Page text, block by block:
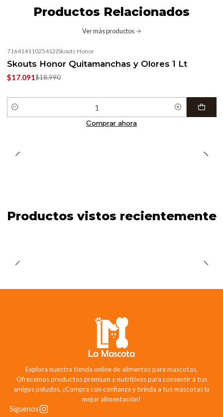
Productos Relacionados
Ver más productos
71641411025412 |Skouts Honor
Skouts Honor Quitamanchas y Olores 1 Lt
$17.091$18.990
Cantidad
Comprar ahora
Productos vistos recientemente
Explora nuestra tienda online de alimentos para mascotas.
Ofrecemos productos premium y nutritivos para consentir a tus
amigos peludos. ¡Compra con confianza y brinda a tus mascotas la
mejor alimentación!
Síguenos